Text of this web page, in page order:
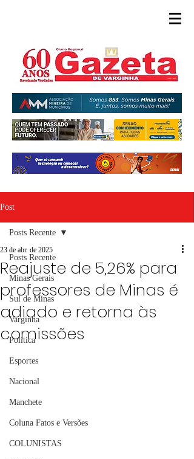
Post
Posts Recente
Minas Gerais
Sul de Minas
Varginha
Política
Esportes
Nacional
Manchete
Coluna Fatos e Versões
COLUNISTAS
Posts Recente
Reajuste de 5,26% para
professores de Minas é
adiado e retorna às
comissões
23 de abr. de 2025